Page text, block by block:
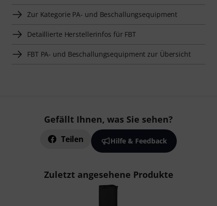
Zur Kategorie PA- und Beschallungsequipment
Detaillierte Herstellerinfos für FBT
FBT PA- und Beschallungsequipment zur Übersicht
Gefällt Ihnen, was Sie sehen?
Teilen Hilfe & Feedback
Zuletzt angesehene Produkte